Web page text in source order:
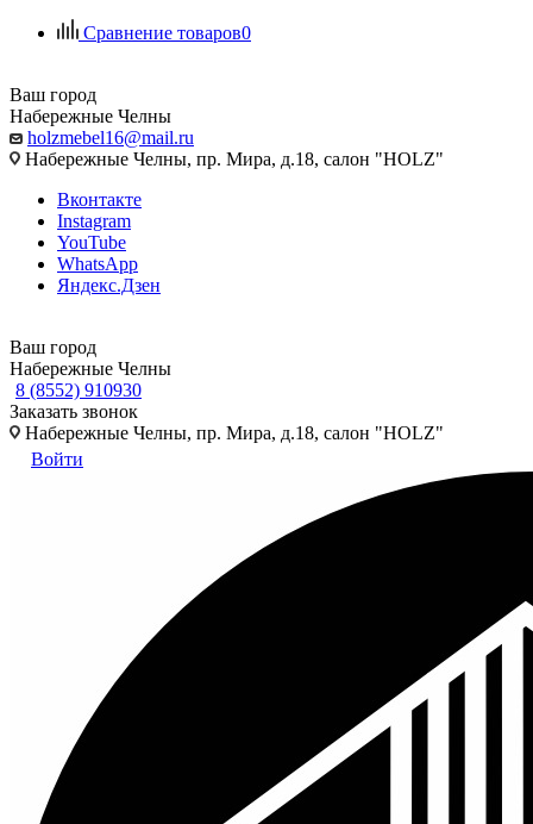
Сравнение товаров0
Ваш город
Набережные Челны
holzmebel16@mail.ru
Набережные Челны, пр. Мира, д.18, салон "HOLZ"
Вконтакте
Instagram
YouTube
WhatsApp
Яндекс.Дзен
Ваш город
Набережные Челны
8 (8552) 910930
Заказать звонок
Набережные Челны, пр. Мира, д.18, салон "HOLZ"
Войти